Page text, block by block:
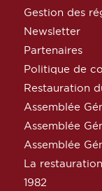
Gestion des
Newsletter
Partenaires
Politique de
Restauration
Assemblée
Assemblée
Assemblée
La
1982